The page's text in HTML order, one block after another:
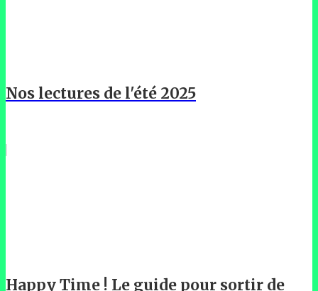
Nos lectures de l'été 2025
Happy Time ! Le guide pour sortir de